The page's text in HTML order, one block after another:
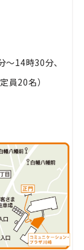
14時30分、
員20名）